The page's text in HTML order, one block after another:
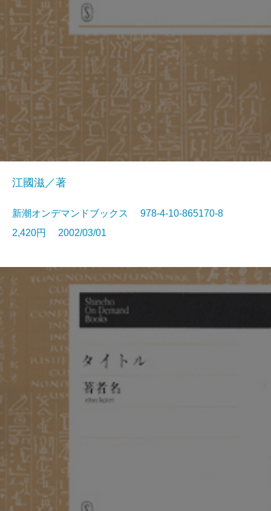
江國滋／著
新潮オンデマンドブックス 978-4-10-865170-8
2,420円 2002/03/01